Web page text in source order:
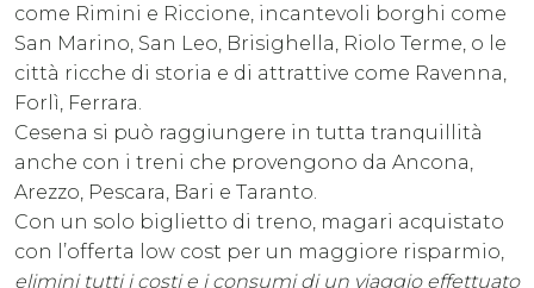
come Rimini e Riccione, incantevoli borghi come
San Marino, San Leo, Brisighella, Riolo Terme, o le
città ricche di storia e di attrattive come Ravenna,
Forlì, Ferrara.
Cesena si può raggiungere in tutta tranquillità
anche con i treni che provengono da Ancona,
Arezzo, Pescara, Bari e Taranto.
Con un solo biglietto di treno, magari acquistato
con l’offerta low cost per un maggiore risparmio,
elimini tutti i costi e i consumi di un viaggio effettuato